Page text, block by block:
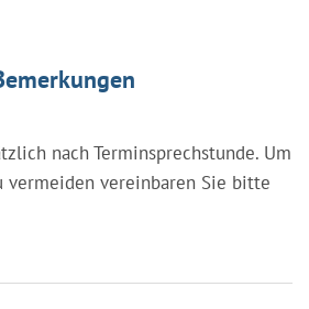
nach Terminsprechstunde. Um
vermeiden vereinbaren Sie bitte